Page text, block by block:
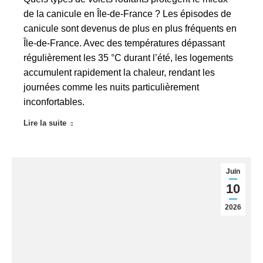
de la canicule en Île-de-France ? Les épisodes de
canicule sont devenus de plus en plus fréquents en
Île-de-France. Avec des températures dépassant
régulièrement les 35 °C durant l’été, les logements
accumulent rapidement la chaleur, rendant les
journées comme les nuits particulièrement
inconfortables.
Lire la suite
Juin
10
2026